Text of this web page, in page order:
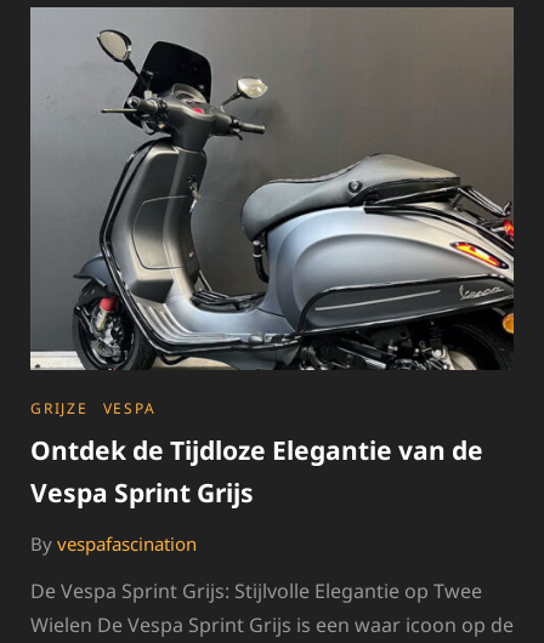
EEN
TIJDLOZE
KLASSIEKER
WIELEN
CATEGORIES
GRIJZE VESPA
Ontdek de Tijdloze Elegantie van de
Vespa Sprint Grijs
By vespafascination
De Vespa Sprint Grijs: Stijlvolle Elegantie op Twee
Wielen De Vespa Sprint Grijs is een waar icoon op de